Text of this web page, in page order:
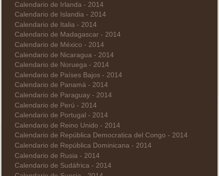
Calendario de Irlanda - 2014
Calendario de Islandia - 2014
Calendario de Italia - 2014
Calendario de Madagascar - 2014
Calendario de México - 2014
Calendario de Nicaragua - 2014
Calendario de Noruega - 2014
Calendario de Países Bajos - 2014
Calendario de Panamá - 2014
Calendario de Paraguay - 2014
Calendario de Perú - 2014
Calendario de Portugal - 2014
Calendario de Reino Unido - 2014
Calendario de República Democratica del Congo - 2014
Calendario de República Dominicana - 2014
Calendario de Rusia - 2014
Calendario de Sudáfrica - 2014